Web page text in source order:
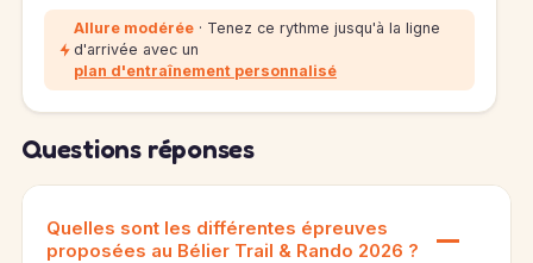
Allure modérée · Tenez ce rythme jusqu'à la ligne
d'arrivée avec un
plan d'entraînement personnalisé
Questions réponses
Quelles sont les différentes épreuves
proposées au Bélier Trail & Rando 2026 ?